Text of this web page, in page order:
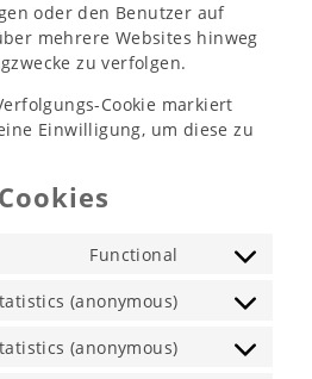
oder den Benutzer auf
mehrere Websites hinweg
zu verfolgen.
Cookie markiert
Einwilligung, um diese zu
Functional
Consent
service
(anonymous)
Consent
service
(anonymous)
Consent